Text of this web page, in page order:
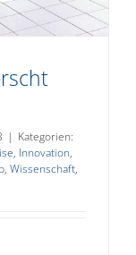
| Kategorien:
, Innovation,
, Wissenschaft,